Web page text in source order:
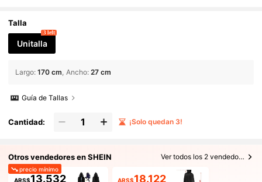
a de terciopelo dorado
Talla
Unitalla
3 left
Largo: 170 cm Ancho: 27 cm
Guía de Tallas
Cantidad: ¡Solo quedan 3!
Otros vendedores en SHEIN Ver todos los 2 vendedores
precio mínimo
ARS$13.532 ARS$18.122